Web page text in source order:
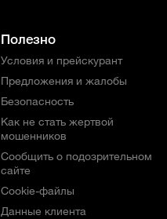
Полезно
Условия и прейскурант
Предложения и жалобы
Безопасность
Как не стать жертвой
мошенников
Сообщить о подозрительном
сайте
Cookie-файлы
Данные клиента